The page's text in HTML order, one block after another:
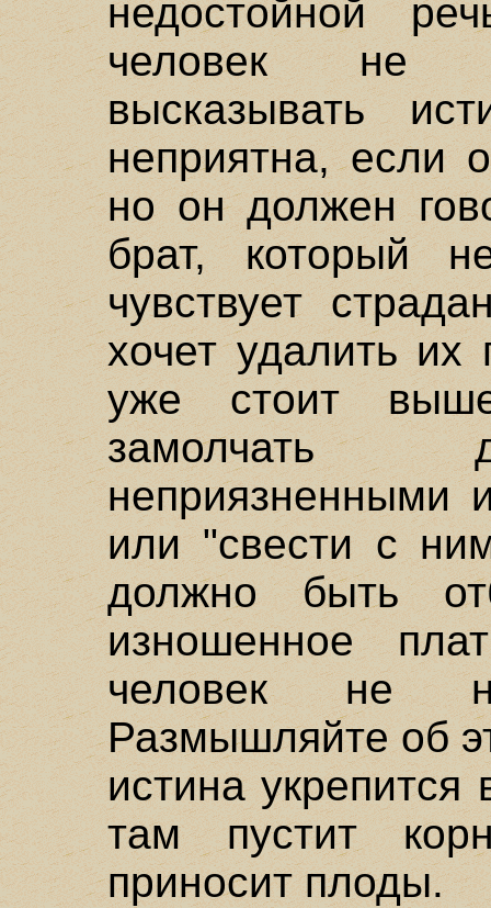
недостойной
человек не
высказывать
неприятна, если
но он должен
брат, который
чувствует
хочет удалить их
уже стоит
замолчать
неприязненными
или "свести с
должно быть
изношенное
человек не
Размышляйте об
истина
там пустит
приносит плоды.